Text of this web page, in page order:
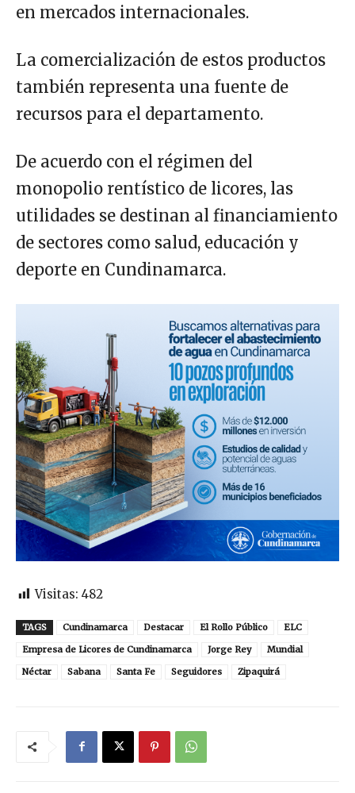
en mercados internacionales.
La comercialización de estos productos
también representa una fuente de
recursos para el departamento.
De acuerdo con el régimen del
monopolio rentístico de licores, las
utilidades se destinan al financiamiento
de sectores como salud, educación y
deporte en Cundinamarca.
Visitas: 482
TAGS Cundinamarca Destacar El Rollo Público
ELC
Empresa de Licores de Cundinamarca
Jorge Rey
Mundial
Néctar
Sabana Santa Fe Seguidores Zipaquirá